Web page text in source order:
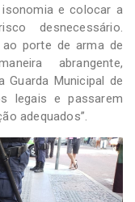
e colocar a
desnecessário.
porte de arma de
abrangente,
Municipal de
legais e passarem
adequados”.